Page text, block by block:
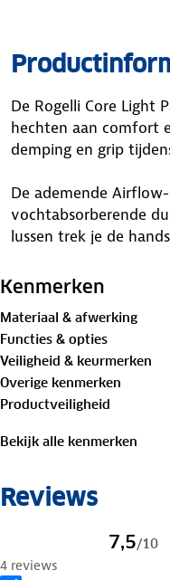
De Rogelli Core Light
hechten aan comfort
demping en grip
De ademende
vochtabsorberende
lussen trek je de
gebruiksgemak,
Kenmerken
Materiaal & afwerking
Functies & opties
Veiligheid & keurmerken
Overige kenmerken
Productveiligheid
Bekijk alle kenmerken
Reviews
7,5/10
4 reviews